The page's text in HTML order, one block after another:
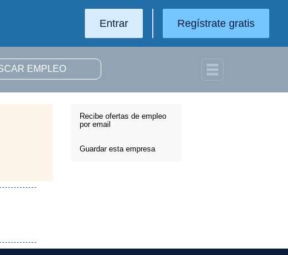
Entrar Regístrate gratis
Recibe ofertas de empleo
por email
Guardar esta empresa